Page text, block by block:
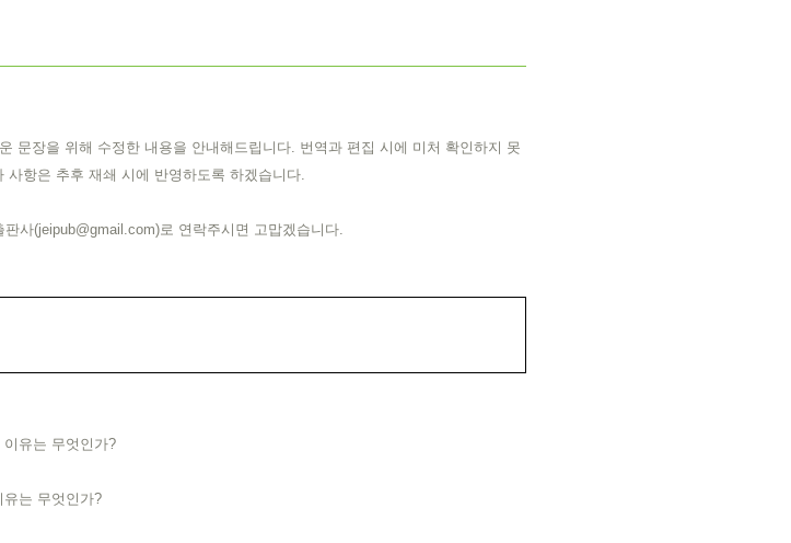
문장을 위해 수정한 내용을 안내해드립니다. 번역과 편집 시에 미처 확인하지 못
항은 추후 재쇄 시에 반영하도록 하겠습니다.
사(jeipub@gmail.com)로 연락주시면 고맙겠습니다.
유는 무엇인가?
는 무엇인가?